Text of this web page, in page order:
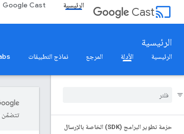
cast
Cast
الرئيسية Google Cast
الرئيسية
الرئيسية الأدلة المرجع نماذج التطبيقات
حزمة تطوير البرامج (SDK) الخاصة بالإرسال
تتضمّن